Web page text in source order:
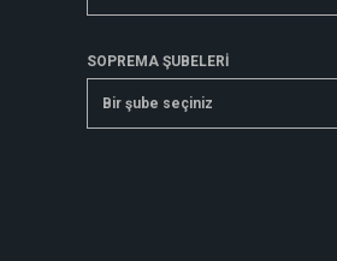
SOPREMA ŞUBELERİ
Bir şube seçiniz